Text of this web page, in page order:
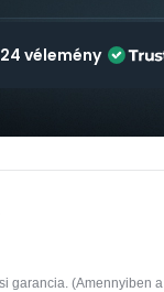
vélemény
garancia. (Amennyiben